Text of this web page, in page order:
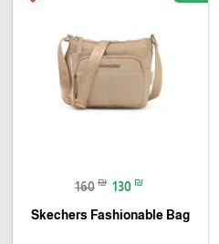
160 ₪ 130 ₪
Skechers Fashionable Bag